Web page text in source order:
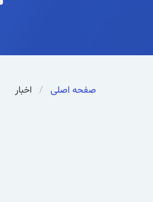
صفحه اصلی اخبار